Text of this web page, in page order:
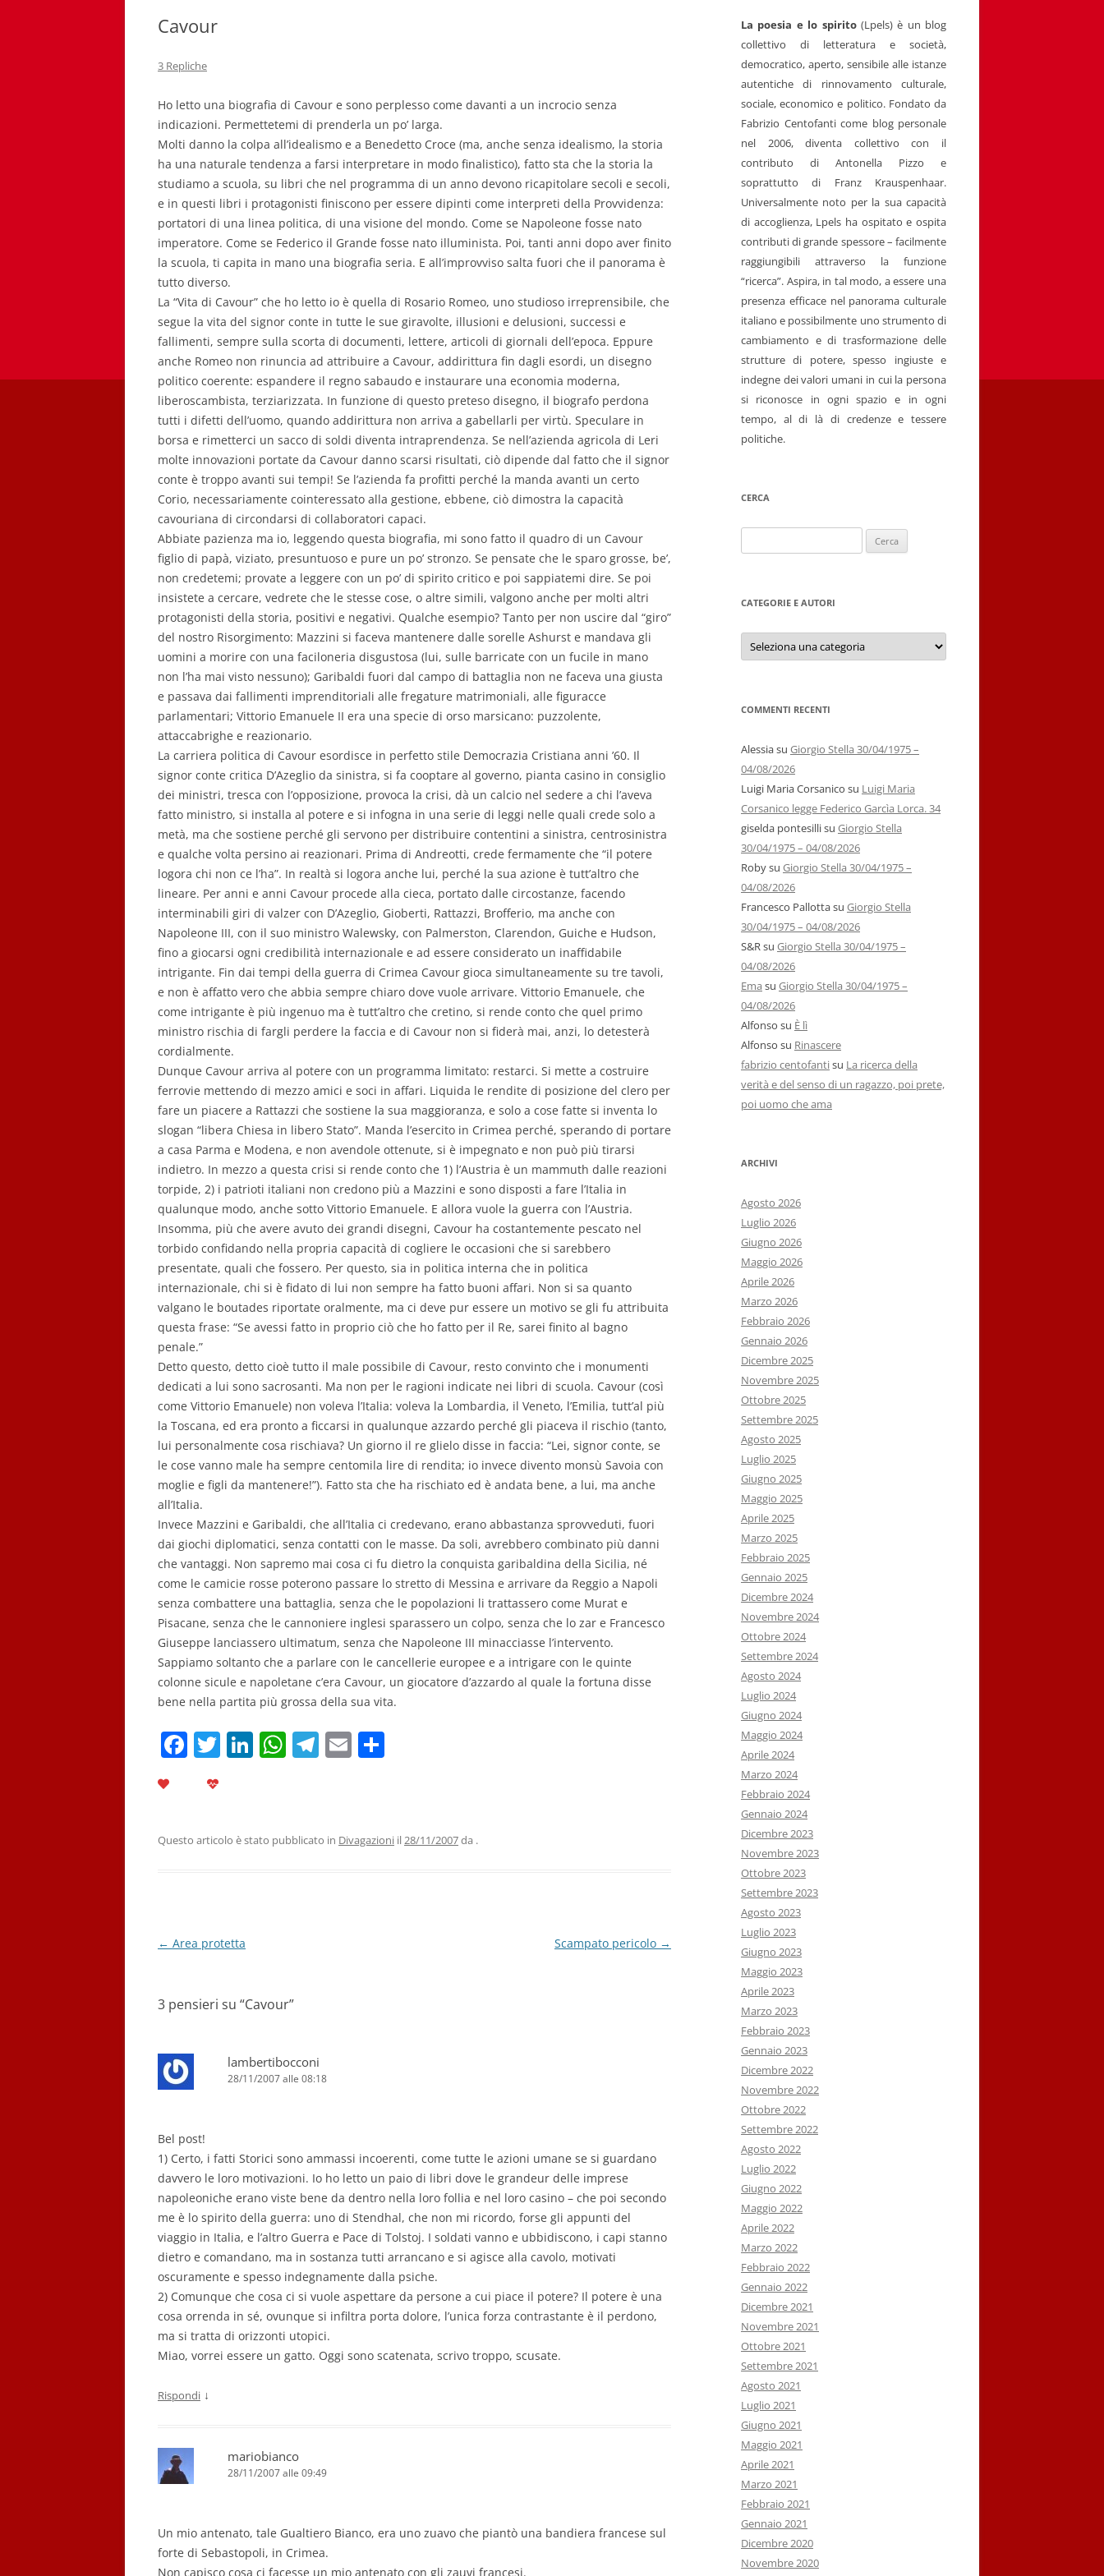
KIKA BOHR
MATTEO TELARA
MONICA MAZZITELLI
PASQUALE VITAGLIANO
RICCARDO FERRAZZI
ROBERTO PLEVANO
STEFANIE GOLISCH
Cavour
3 Repliche
Ho letto una biografia di Cavour e sono perplesso come davanti a un incrocio senza
indicazioni. Permettetemi di prenderla un po’ larga.
Molti danno la colpa all’idealismo e a Benedetto Croce (ma, anche senza idealismo, la storia
ha una naturale tendenza a farsi interpretare in modo finalistico), fatto sta che la storia la
studiamo a scuola, su libri che nel programma di un anno devono ricapitolare secoli e secoli,
e in questi libri i protagonisti finiscono per essere dipinti come interpreti della Provvidenza:
portatori di una linea politica, di una visione del mondo. Come se Napoleone fosse nato
imperatore. Come se Federico il Grande fosse nato illuminista. Poi, tanti anni dopo aver finito
la scuola, ti capita in mano una biografia seria. E all’improvviso salta fuori che il panorama è
tutto diverso.
La “Vita di Cavour” che ho letto io è quella di Rosario Romeo, uno studioso irreprensibile, che
segue la vita del signor conte in tutte le sue giravolte, illusioni e delusioni, successi e
fallimenti, sempre sulla scorta di documenti, lettere, articoli di giornali dell’epoca. Eppure
anche Romeo non rinuncia ad attribuire a Cavour, addirittura fin dagli esordi, un disegno
politico coerente: espandere il regno sabaudo e instaurare una economia moderna,
liberoscambista, terziarizzata. In funzione di questo preteso disegno, il biografo perdona
tutti i difetti dell’uomo, quando addirittura non arriva a gabellarli per virtù. Speculare in
borsa e rimetterci un sacco di soldi diventa intraprendenza. Se nell’azienda agricola di Leri
molte innovazioni portate da Cavour danno scarsi risultati, ciò dipende dal fatto che il signor
conte è troppo avanti sui tempi! Se l’azienda fa profitti perché la manda avanti un certo
Corio, necessariamente cointeressato alla gestione, ebbene, ciò dimostra la capacità
cavouriana di circondarsi di collaboratori capaci.
Abbiate pazienza ma io, leggendo questa biografia, mi sono fatto il quadro di un Cavour
figlio di papà, viziato, presuntuoso e pure un po’ stronzo. Se pensate che le sparo grosse, be’,
non credetemi; provate a leggere con un po’ di spirito critico e poi sappiatemi dire. Se poi
insistete a cercare, vedrete che le stesse cose, o altre simili, valgono anche per molti altri
protagonisti della storia, positivi e negativi. Qualche esempio? Tanto per non uscire dal “giro”
del nostro Risorgimento: Mazzini si faceva mantenere dalle sorelle Ashurst e mandava gli
uomini a morire con una faciloneria disgustosa (lui, sulle barricate con un fucile in mano
non l’ha mai visto nessuno); Garibaldi fuori dal campo di battaglia non ne faceva una giusta
e passava dai fallimenti imprenditoriali alle fregature matrimoniali, alle figuracce
parlamentari; Vittorio Emanuele II era una specie di orso marsicano: puzzolente,
attaccabrighe e reazionario.
La carriera politica di Cavour esordisce in perfetto stile Democrazia Cristiana anni ’60. Il
signor conte critica D’Azeglio da sinistra, si fa cooptare al governo, pianta casino in consiglio
dei ministri, tresca con l’opposizione, provoca la crisi, dà un calcio nel sedere a chi l’aveva
fatto ministro, si installa al potere e si infogna in una serie di leggi nelle quali crede solo a
metà, ma che sostiene perché gli servono per distribuire contentini a sinistra, centrosinistra
e qualche volta persino ai reazionari. Prima di Andreotti, crede fermamente che “il potere
logora chi non ce l’ha”. In realtà si logora anche lui, perché la sua azione è tutt’altro che
lineare. Per anni e anni Cavour procede alla cieca, portato dalle circostanze, facendo
interminabili giri di valzer con D’Azeglio, Gioberti, Rattazzi, Brofferio, ma anche con
Napoleone III, con il suo ministro Walewsky, con Palmerston, Clarendon, Guiche e Hudson,
fino a giocarsi ogni credibilità internazionale e ad essere considerato un inaffidabile
intrigante. Fin dai tempi della guerra di Crimea Cavour gioca simultaneamente su tre tavoli,
e non è affatto vero che abbia sempre chiaro dove vuole arrivare. Vittorio Emanuele, che
come intrigante è più ingenuo ma è tutt’altro che cretino, si rende conto che quel primo
ministro rischia di fargli perdere la faccia e di Cavour non si fiderà mai, anzi, lo detesterà
cordialmente.
Dunque Cavour arriva al potere con un programma limitato: restarci. Si mette a costruire
ferrovie mettendo di mezzo amici e soci in affari. Liquida le rendite di posizione del clero per
fare un piacere a Rattazzi che sostiene la sua maggioranza, e solo a cose fatte si inventa lo
slogan “libera Chiesa in libero Stato”. Manda l’esercito in Crimea perché, sperando di portare
a casa Parma e Modena, e non avendole ottenute, si è impegnato e non può più tirarsi
indietro. In mezzo a questa crisi si rende conto che 1) l’Austria è un mammuth dalle reazioni
torpide, 2) i patrioti italiani non credono più a Mazzini e sono disposti a fare l’Italia in
qualunque modo, anche sotto Vittorio Emanuele. E allora vuole la guerra con l’Austria.
Insomma, più che avere avuto dei grandi disegni, Cavour ha costantemente pescato nel
torbido confidando nella propria capacità di cogliere le occasioni che si sarebbero
presentate, quali che fossero. Per questo, sia in politica interna che in politica
internazionale, chi si è fidato di lui non sempre ha fatto buoni affari. Non si sa quanto
valgano le boutades riportate oralmente, ma ci deve pur essere un motivo se gli fu attribuita
questa frase: “Se avessi fatto in proprio ciò che ho fatto per il Re, sarei finito al bagno
penale.”
Detto questo, detto cioè tutto il male possibile di Cavour, resto convinto che i monumenti
dedicati a lui sono sacrosanti. Ma non per le ragioni indicate nei libri di scuola. Cavour (così
come Vittorio Emanuele) non voleva l’Italia: voleva la Lombardia, il Veneto, l’Emilia, tutt’al più
la Toscana, ed era pronto a ficcarsi in qualunque azzardo perché gli piaceva il rischio (tanto,
lui personalmente cosa rischiava? Un giorno il re glielo disse in faccia: “Lei, signor conte, se
le cose vanno male ha sempre centomila lire di rendita; io invece divento monsù Savoia con
moglie e figli da mantenere!”). Fatto sta che ha rischiato ed è andata bene, a lui, ma anche
all’Italia.
Invece Mazzini e Garibaldi, che all’Italia ci credevano, erano abbastanza sprovveduti, fuori
dai giochi diplomatici, senza contatti con le masse. Da soli, avrebbero combinato più danni
che vantaggi. Non sapremo mai cosa ci fu dietro la conquista garibaldina della Sicilia, né
come le camicie rosse poterono passare lo stretto di Messina e arrivare da Reggio a Napoli
senza combattere una battaglia, senza che le popolazioni li trattassero come Murat e
Pisacane, senza che le cannoniere inglesi sparassero un colpo, senza che lo zar e Francesco
Giuseppe lanciassero ultimatum, senza che Napoleone III minacciasse l’intervento.
Sappiamo soltanto che a parlare con le cancellerie europee e a intrigare con le quinte
colonne sicule e napoletane c’era Cavour, un giocatore d’azzardo al quale la fortuna disse
bene nella partita più grossa della sua vita.
F
b
T Li
dI
W
A
T
a
E
vi
Questo articolo è stato pubblicato in Divagazioni il28/11/2007da .
Navigazione
← Area protetta Scampato pericolo →
3 pensieri su “Cavour”
lambertibocconi
28/11/2007 alle 08:18
Bel post!
1) Certo, i fatti Storici sono ammassi incoerenti, come tutte le azioni umane se si guardano
davvero le loro motivazioni. Io ho letto un paio di libri dove le grandeur delle imprese
napoleoniche erano viste bene da dentro nella loro follia e nel loro casino – che poi secondo
me è lo spirito della guerra: uno di Stendhal, che non mi ricordo, forse gli appunti del
viaggio in Italia, e l’altro Guerra e Pace di Tolstoj. I soldati vanno e ubbidiscono, i capi stanno
dietro e comandano, ma in sostanza tutti arrancano e si agisce alla cavolo, motivati
oscuramente e spesso indegnamente dalla psiche.
2) Comunque che cosa ci si vuole aspettare da persone a cui piace il potere? Il potere è una
cosa orrenda in sé, ovunque si infiltra porta dolore, l’unica forza contrastante è il perdono,
ma si tratta di orizzonti utopici.
Miao, vorrei essere un gatto. Oggi sono scatenata, scrivo troppo, scusate.
Rispondi ↓
mariobianco
28/11/2007 alle 09:49
Un mio antenato, tale Gualtiero Bianco, era uno zuavo che piantò una bandiera francese sul
forte di Sebastopoli, in Crimea.
Non capisco cosa ci facesse un mio antenato con gli zauvi francesi.
La poesia e lo spirito(Lpels) è un blog
collettivo di letteratura e società,
democratico, aperto, sensibile alle istanze
autentiche di rinnovamento culturale,
sociale, economico e politico. Fondato da
Fabrizio Centofanti come blog personale
nel 2006, diventa collettivo con il
contributo di Antonella Pizzo e
soprattutto di Franz Krauspenhaar.
Universalmente noto per la sua capacità
di accoglienza, Lpels ha ospitato e ospita
contributi di grande spessore – facilmente
raggiungibili attraverso la funzione
“ricerca”. Aspira, in tal modo, a essere una
presenza efficace nel panorama culturale
italiano e possibilmente uno strumento di
cambiamento e di trasformazione delle
strutture di potere, spesso ingiuste e
indegne dei valori umani in cui la persona
si riconosce in ogni spazio e in ogni
tempo, al di là di credenze e tessere
politiche.
CERCA
per:
CATEGORIE E AUTORI
Categorie
autori
COMMENTI RECENTI
Alessiasu Giorgio Stella 30/04/1975 –
04/08/2026
Luigi Maria Corsanico su Luigi Maria
Corsanico legge Federico Garcìa Lorca. 34
giselda pontesillisu Giorgio Stella
30/04/1975 – 04/08/2026
Robysu Giorgio Stella 30/04/1975 –
04/08/2026
Francesco Pallottasu Giorgio Stella
30/04/1975 – 04/08/2026
S&Rsu Giorgio Stella 30/04/1975 –
04/08/2026
Ema su Giorgio Stella 30/04/1975 –
04/08/2026
Alfonso su È lì
Alfonso su Rinascere
fabrizio centofantisu La ricerca della
verità e del senso di un ragazzo, poi prete,
poi uomo che ama
ARCHIVI
Agosto 2026
Luglio 2026
Giugno 2026
Maggio 2026
Aprile 2026
Marzo 2026
Febbraio 2026
Gennaio 2026
Dicembre 2025
Novembre 2025
Ottobre 2025
Settembre 2025
Agosto 2025
Luglio 2025
Giugno 2025
Maggio 2025
Aprile 2025
Marzo 2025
Febbraio 2025
Gennaio 2025
Dicembre 2024
Novembre 2024
Ottobre 2024
Settembre 2024
Agosto 2024
Luglio 2024
Giugno 2024
Maggio 2024
Aprile 2024
Marzo 2024
Febbraio 2024
Gennaio 2024
Dicembre 2023
Novembre 2023
Ottobre 2023
Settembre 2023
Agosto 2023
Luglio 2023
Giugno 2023
Maggio 2023
Aprile 2023
Marzo 2023
Febbraio 2023
Gennaio 2023
Dicembre 2022
Novembre 2022
Ottobre 2022
Settembre 2022
Agosto 2022
Luglio 2022
Giugno 2022
Maggio 2022
Aprile 2022
Marzo 2022
Febbraio 2022
Gennaio 2022
Dicembre 2021
Novembre 2021
Ottobre 2021
Settembre 2021
Agosto 2021
Luglio 2021
Giugno 2021
Maggio 2021
Aprile 2021
Marzo 2021
Febbraio 2021
Gennaio 2021
Dicembre 2020
Novembre 2020